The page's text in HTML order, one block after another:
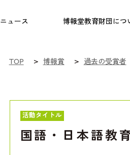
ニュース 博報堂教育財団につ
についての研究助成 奨学金 フ
TOP 博報賞 過去の受賞者
活動タイトル
国語・日本語教